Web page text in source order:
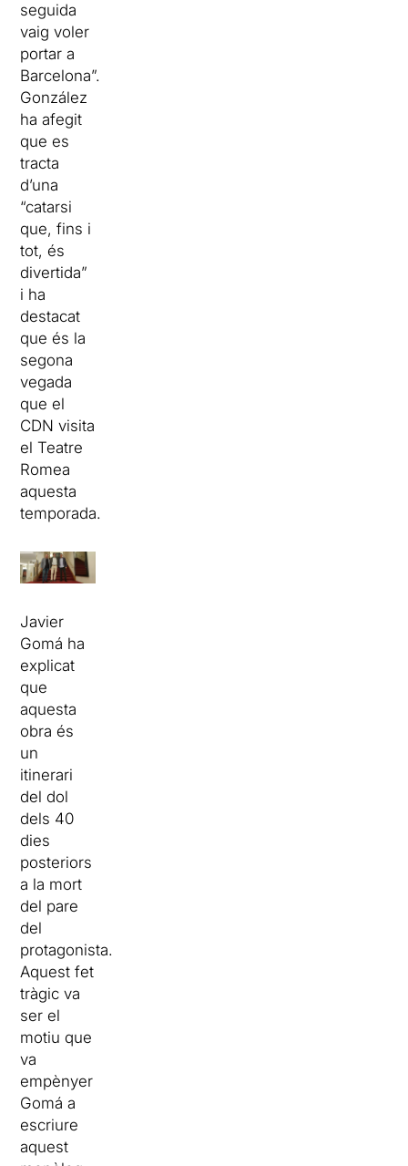
seguida
vaig voler
portar a
Barcelona”.
González
ha afegit
que es
tracta
d’una
“catarsi
que, fins i
tot, és
divertida”
i ha
destacat
que és la
segona
vegada
que el
CDN visita
el Teatre
Romea
aquesta
temporada.
Javier
Gomá ha
explicat
que
aquesta
obra és
un
itinerari
del dol
dels 40
dies
posteriors
a la mort
del pare
del
protagonista.
Aquest fet
tràgic va
ser el
motiu que
va
empènyer
Gomá a
escriure
aquest